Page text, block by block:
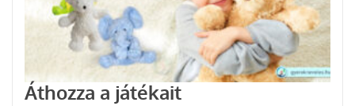
Áthozza a játékait